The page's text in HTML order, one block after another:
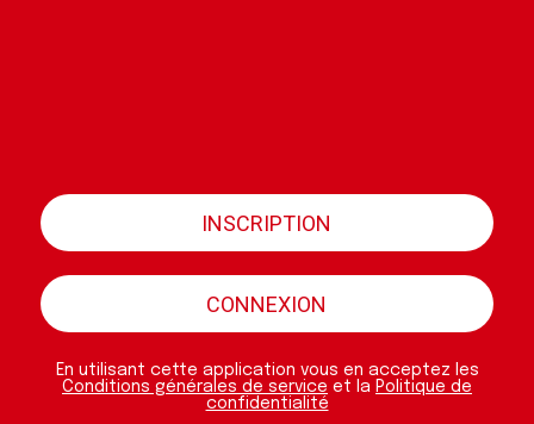
INSCRIPTION
CONNEXION
En utilisant cette application vous en acceptez les
Conditions générales de service et la Politique de
confidentialité